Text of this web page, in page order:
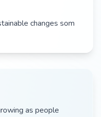
changes som
as people